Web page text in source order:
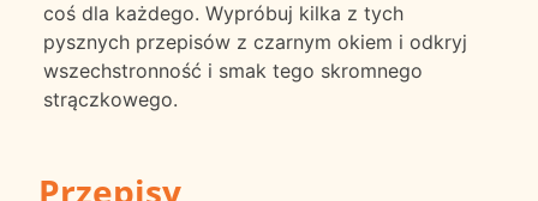
coś dla każdego. Wypróbuj kilka z tych
pysznych przepisów z czarnym okiem i odkryj
wszechstronność i smak tego skromnego
strączkowego.
Przepisy